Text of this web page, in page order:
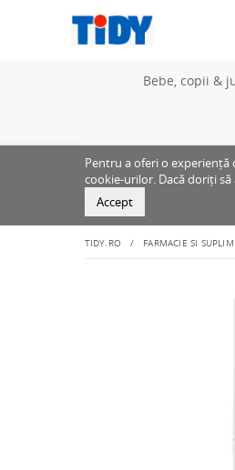
Bebe, copii &
Pentru a oferi o experiență
cookie-urilor. Dacă doriți
Accept
TIDY.RO FARMACIE SI